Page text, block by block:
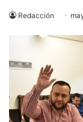
Redacción